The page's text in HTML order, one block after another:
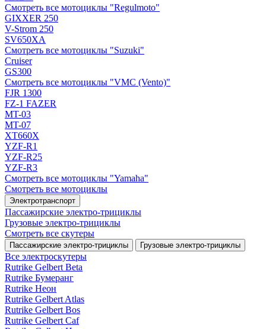
Смотреть все мотоциклы "Regulmoto"
GIXXER 250
V-Strom 250
SV650XA
Смотреть все мотоциклы "Suzuki"
Cruiser
GS300
Смотреть все мотоциклы "VMC (Vento)"
FJR 1300
FZ-1 FAZER
MT-03
MT-07
XT660X
YZF-R1
YZF-R25
YZF-R3
Смотреть все мотоциклы "Yamaha"
Смотреть все мотоциклы
Электротранспорт
Пассажирские электро‑трициклы
Грузовые электро‑трициклы
Смотреть все скутеры
Пассажирские электро‑трициклы Грузовые электро‑трициклы
Все электро­скутеры
Rutrike Gelbert Beta
Rutrike Бумеранг
Rutrike Неон
Rutrike Gelbert Atlas
Rutrike Gelbert Bos
Rutrike Gelbert Caf